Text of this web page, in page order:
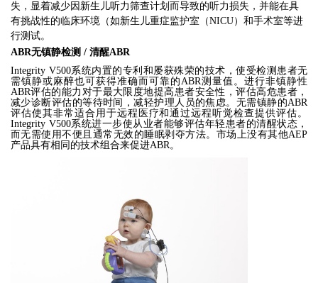
失 ， 显着减少因新生儿听力筛查计划而导致的听力损失 ， 并能在具
有挑战性的临床环境 （如新生儿重症监护室 （NICU） 和手术室等进
行测试。
ABR无镇静检测 / 清醒ABR
Integrity V500系统内置的专利和屡获殊荣的技术 ， 使受检测患者无
需镇静或麻醉也可获得准确而可靠的 ABR测量值 。 进行非镇静性
ABR评估的能力对于最大限度地提高患者安全性 ，评估高危患者 ，
减少诊断评估的等待时间 ，减轻护理人员的焦虑。 无需镇静的ABR
评估使其非常适合用于远程医疗和通过远程听觉检查提供评估 。
Integrity V500系统进一步使从业者能够评估年轻患者的清醒状态 ，
而无需使用不便且通常无效的睡眠剥夺方法。 市场上没有其他AEP
产品具有相同的技术组合来促进ABR。